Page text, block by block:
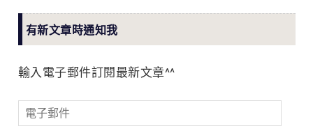
有新文章時通知我
輸入電子郵件訂閱最新文章^^
電
子